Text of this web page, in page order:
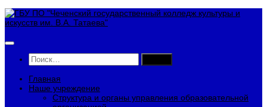
Перейти
к
Найти:
Главная
Наше учреждение
Структура и органы управления образовательной